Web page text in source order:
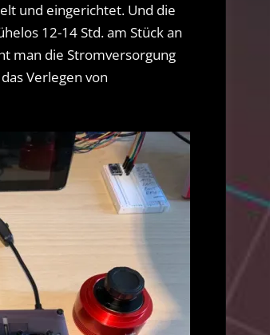
und eingerichtet. Und die
12-14 Std. am Stück an
man die Stromversorgung
Verlegen von